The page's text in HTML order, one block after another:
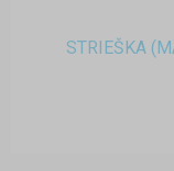
STRIEŠKA